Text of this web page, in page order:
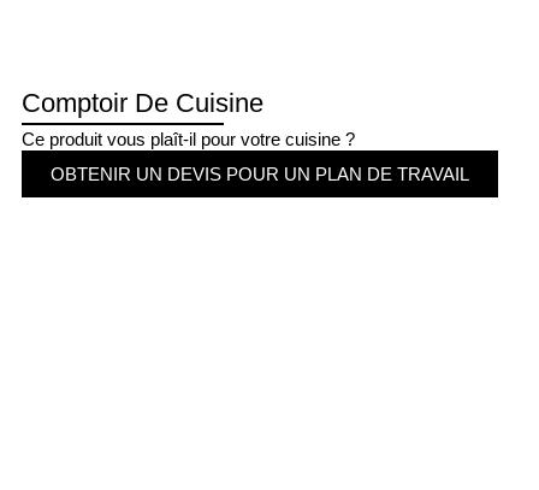
Comptoir De Cuisine
Ce produit vous plaît-il pour votre cuisine ?
OBTENIR UN DEVIS POUR UN PLAN DE TRAVAIL